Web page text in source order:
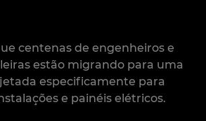
centenas de engenheiros e
estão migrando para uma
especificamente para
e painéis elétricos.